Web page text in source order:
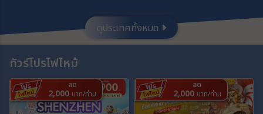
สายการบิน
ดูประเทศทั้งหมด
ทัวร์โปรไฟไหม้
ลด
2,000 บาท/ท่าน
ลด
2,000 บาท/ท่าน